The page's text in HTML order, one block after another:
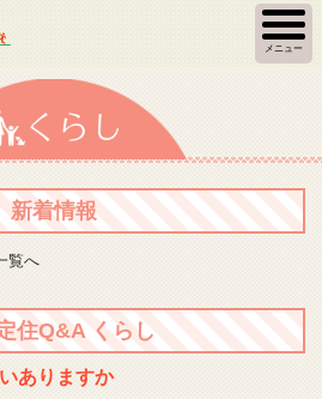
メニュー
新着情報
覧へ
住Q&A くらし
ありますか